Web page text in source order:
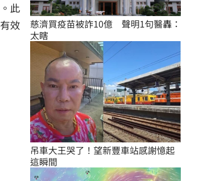
此
效
慈濟買疫苗被詐10億　聲明1句醫轟：
太瞎
吊車大王哭了！望新豐車站感謝憶起
這瞬間